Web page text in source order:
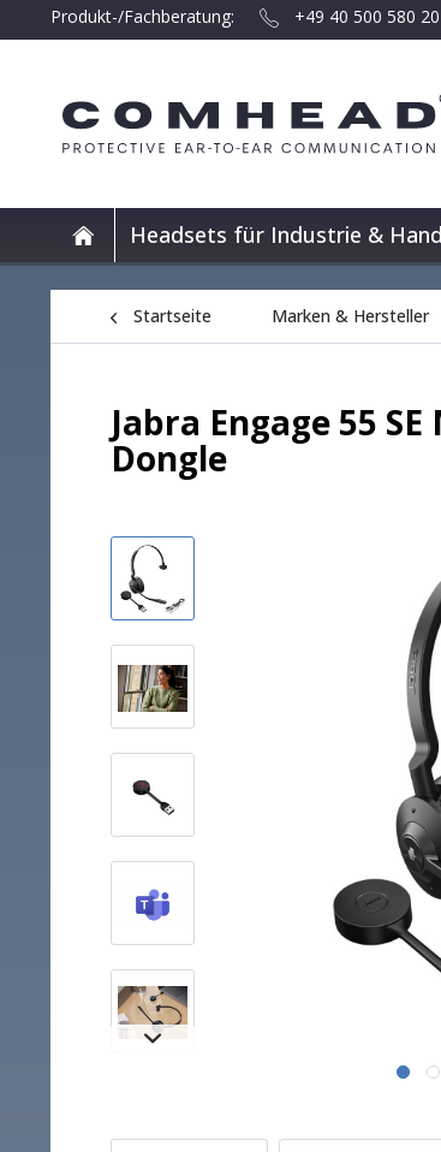
Produkt-/Fachberatung: +49 40 500 580 20
Headsets für Industrie &
Startseite Marken & Hersteller
Jabra Engage 55
Dongle